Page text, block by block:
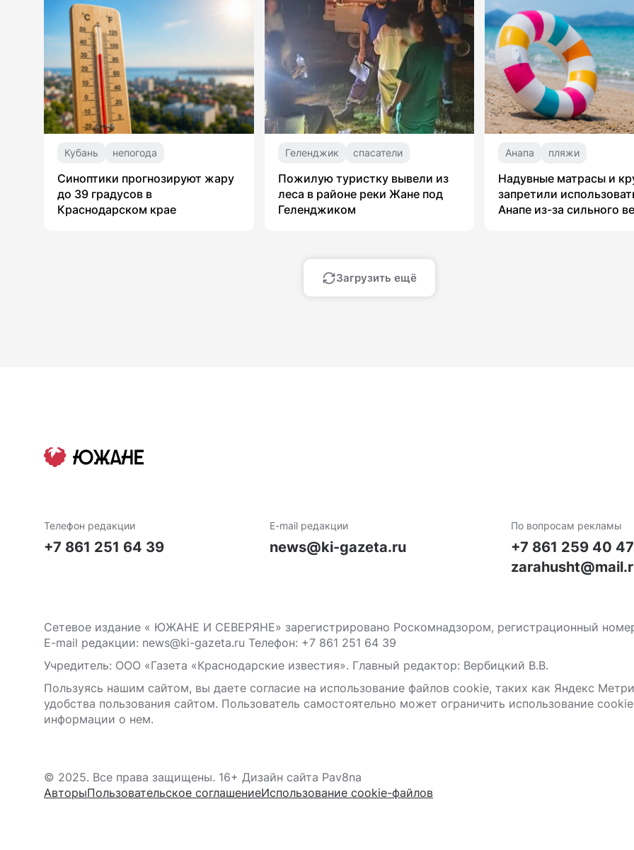
Кубань непогода
Синоптики прогнозируют жару
до 39 градусов в
Краснодарском крае
Геленджик спасатели
Пожилую туристку вывели из
леса в районе реки Жане под
Геленджиком
Анапа пляжи
Надувные матрасы и
запретили
Анапе из-за сильного
Загрузить ещё
Телефон редакции
+7 861 251 64 39
E-mail редакции
news@ki-gazeta.ru
По вопросам рекламы
+7 861 259 40 47
Сетевое издание « ЮЖАНЕ И СЕВЕРЯНЕ» зарегистрировано Роскомнадзором, регистрационный
E-mail редакции: news@ki-gazeta.ru Телефон: +7 861 251 64 39
Учредитель: ООО «Газета «Краснодарские известия». Главный редактор: Вербицкий В.В.
Пользуясь нашим сайтом, вы даете согласие на использование файлов сооkіе, таких как Яндекс
удобства пользования сайтом. Пользователь самостоятельно может ограничить использование
информации о нем.
© 2025. Все права защищены. 16+ Дизайн сайта Pav8na
АвторыПользовательское соглашениеИспользование cookie-файлов